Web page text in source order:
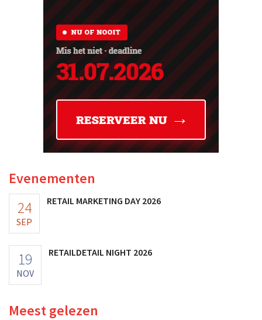
Evenementen
24
SEP
RETAIL MARKETING DAY 2026
19
NOV
RETAILDETAIL NIGHT 2026
Meest gelezen